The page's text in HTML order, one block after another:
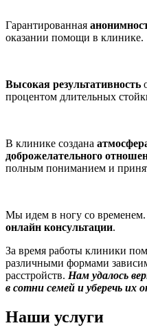
Гарантированная
оказании помощи в клинике.
Высокая результативность
процентом длительных
В клинике создана
доброжелательного
полным пониманием и
Мы идем в ногу со
онлайн консультации.
За время работы клиники
различными формами
расстройств. Нам удалось
в сотни семей и уберечь их
Наши услуги